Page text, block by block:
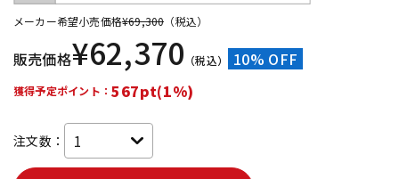
メーカー希望小売価格¥69,300 （税込）
販売価格¥62,370 （税込） 10% OFF
獲得予定ポイント： 567pt(1%)
注文数：